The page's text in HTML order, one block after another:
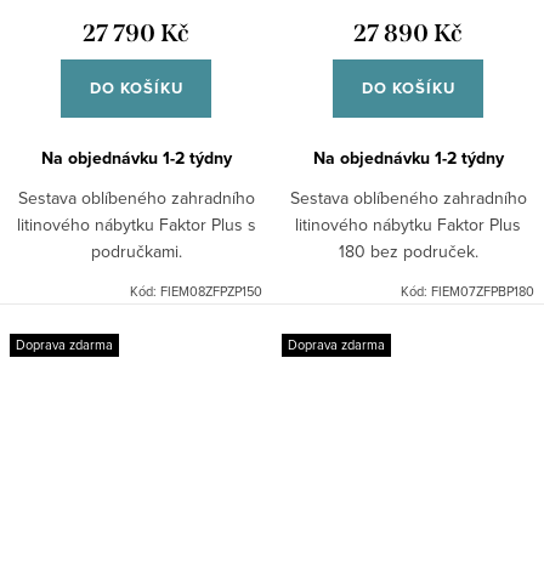
27 790 Kč
DO KOŠÍKU
Na objednávku 1-2 týdny
Sestava oblíbeného zahradního
litinového nábytku Faktor Plus s
područkami.
Kód: FIEM08ZFPZP150
27 890 Kč
DO KOŠÍKU
Na objednávku 1-2 týdny
Sestava oblíbeného zahradního
litinového nábytku Faktor Plus
180 bez područek.
Kód: FIEM07ZFPBP180
Doprava zdarma Doprava zdarma